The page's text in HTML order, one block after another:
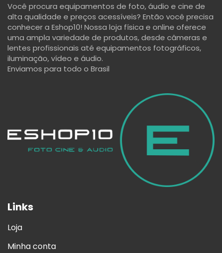
Você procura equipamentos de foto, áudio e cine de
alta qualidade e preços acessíveis? Então você precisa
conhecer a Eshop10! Nossa loja física e online oferece
uma ampla variedade de produtos, desde câmeras e
lentes profissionais até equipamentos fotográficos,
iluminação, vídeo e áudio.
Enviamos para todo o Brasil
Links
Loja
Minha conta